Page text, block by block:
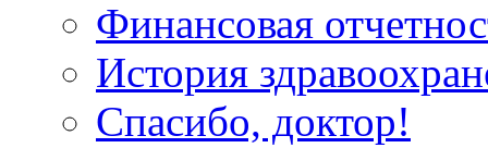
Финансовая
История
Спасибо, доктор!